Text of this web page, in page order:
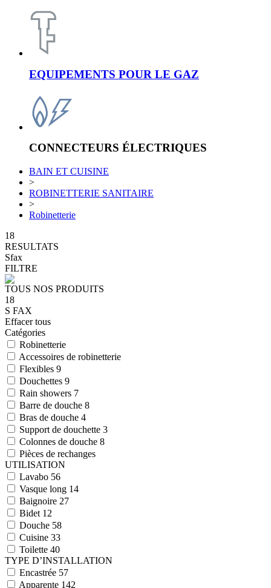
EQUIPEMENTS POUR LE GAZ
CONNECTEURS ÉLECTRIQUES
BAIN ET CUISINE
>
ROBINETTERIE SANITAIRE
>
Robinetterie
18
RESULTATS
Sfax
FILTRE
TOUS NOS PRODUITS
18
S FAX
Effacer tous
Catégories
Robinetterie
Accessoires de robinetterie
Flexibles 9
Douchettes 9
Rain showers 7
Barre de douche 8
Bras de douche 4
Support de douchette 3
Colonnes de douche 8
Pièces de rechanges
UTILISATION
Lavabo 56
Vasque long 14
Baignoire 27
Bidet 12
Douche 58
Cuisine 33
Toilette 40
TYPE D’INSTALLATION
Encastrée 57
Apparente 142